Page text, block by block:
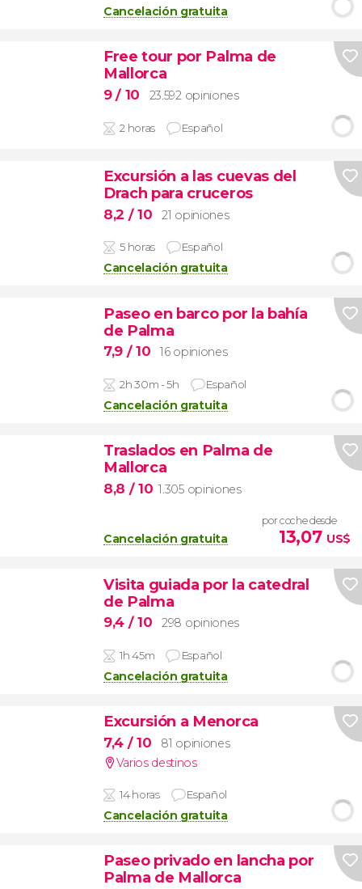
Cancelación gratuita
Free tour por Palma de
Mallorca
9/ 10 23.592 opiniones
2 horas Español
Excursión a las cuevas del
Drach para cruceros
8,2 / 10 21 opiniones
5 horas Español
Cancelación gratuita
Paseo en barco por la bahía
de Palma
7,9 / 10 16 opiniones
2h 30m - 5h Español
Cancelación gratuita
Traslados en Palma de
Mallorca
8,8 / 10 1.305 opiniones
Cancelación gratuita
por coche desde
13,07 US$
Visita guiada por la catedral
de Palma
9,4 / 10 298 opiniones
1h 45m Español
Cancelación gratuita
Excursión a Menorca
7,4 / 10
81 opiniones
Varios destinos
14 horas Español
Cancelación gratuita
Paseo privado en lancha por
Palma de Mallorca